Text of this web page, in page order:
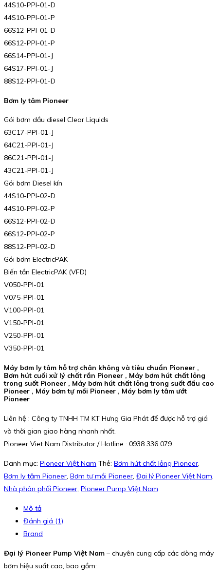
44S10-PPI-01-D
44S10-PPI-01-P
66S12-PPI-01-D
66S12-PPI-01-P
66S14-PPI-01-J
64S17-PPI-01-J
88S12-PPI-01-D
Bơm ly tâm Pioneer
Gói bơm dầu diesel Clear Liquids
63C17-PPI-01-J
64C21-PPI-01-J
86C21-PPI-01-J
43C21-PPI-01-J
Gói bơm Diesel kín
44S10-PPI-02-D
44S10-PPI-02-P
66S12-PPI-02-D
66S12-PPI-02-P
88S12-PPI-02-D
Gói bơm ElectricPAK
Biến tần ElectricPAK (VFD)
V050-PPI-01
V075-PPI-01
V100-PPI-01
V150-PPI-01
V250-PPI-01
V350-PPI-01
Máy bơm ly tâm hỗ trợ chân không và tiêu chuẩn Pioneer ,
Bơm hút cuối xử lý chất rắn Pioneer , Máy bơm hút chất lỏng
trong suốt Pioneer , Máy bơm hút chất lỏng trong suốt đầu cao
Pioneer , Máy bơm tự mồi Pioneer , Máy bơm ly tâm ướt
Pioneer
Liên hệ : Công ty TNHH TM KT Hưng Gia Phát để được hỗ trợ giá
và thời gian giao hàng nhanh nhất.
Pioneer Viet Nam Distributor / Hotline : 0938 336 079
Danh mục: Pioneer Việt Nam Thẻ: Bơm hút chất lỏng Pioneer
Bơm ly tâm Pioneer Bơm tự mồi Pioneer Đại lý Pioneer Việt Nam
Nhà phân phối Pioneer Pioneer Pump Việt Nam
Mô tả
Đánh giá (1)
Brand
Đại lý Pioneer Pump Việt Nam – chuyên cung cấp các dòng máy
bơm hiệu suất cao, bao gồm: